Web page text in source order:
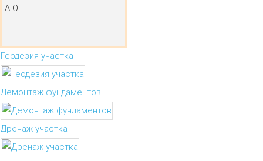
А.О.
Геодезия участка
Демонтаж фундаментов
Дренаж участка